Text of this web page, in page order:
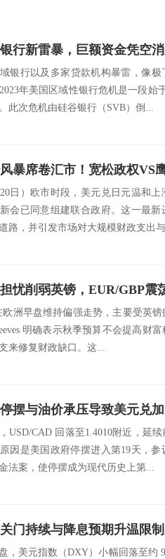
银行以及多家贷款机构暴雷，像极
年美国区域性银行危机是一段始
此次危机由硅谷银行（SVB）倒...
日）欧市时段，美元兑日元温和
会已同意组建联合政府。这一最新
路，并引发市场对大规模财政支出
欧洲早盘维持偏强走势，主要受英
明确表示秋季预算不会提高财
来修复财政缺口。这...
USD/CAD 回落至1.4010附近，延
因是美国政府停摆进入第19天，
法案，使停摆成为现代历史上第...
门持续与降息预期升温限
，美元指数（DXY）小幅回落至约